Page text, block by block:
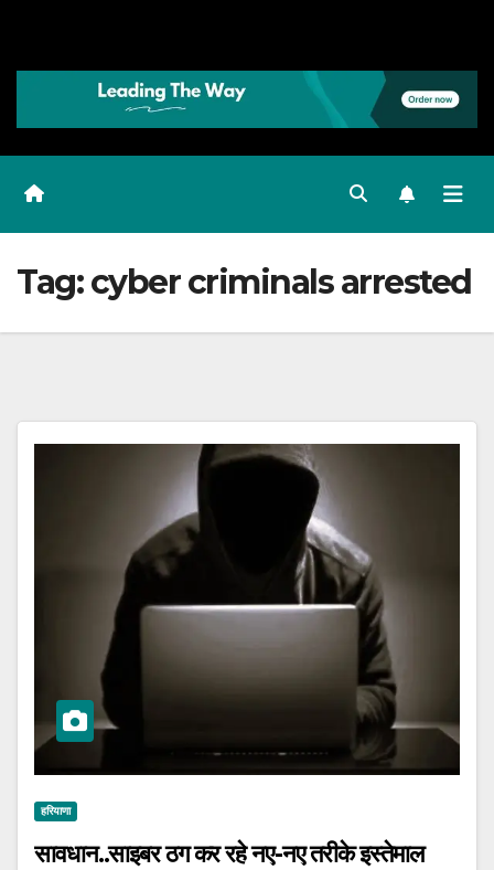
Tag:cyber criminals arrested
हरियाणा
सावधान..साइबर ठग कर रहे नए-नए तरीके इस्तेमाल